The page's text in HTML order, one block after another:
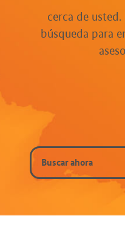
cerca de
búsqueda para